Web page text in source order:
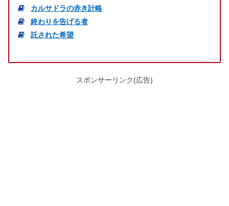
カルサドラの赤き計略
終わりを告げる者
託された希望
スポンサーリンク(広告)